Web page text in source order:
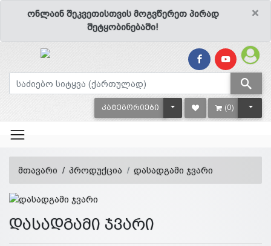
×
ონლაინ შეკვეთისთვის მოგვწერეთ პირად
შეტყობინებაში!
ᲙᲐᲢᲔᲒᲝᲠᲘᲔᲑᲘ TOGGLE DROPDOWN
(0)
მთავარი პროდუქცია დასადგამი ჯვარი
დასადგამი ჯვარი